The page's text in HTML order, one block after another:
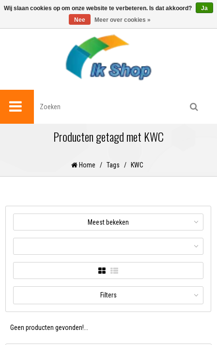
0
Producten getagd met KWC
Home / Tags / KWC
Meest bekeken
Filters
Geen producten gevonden!...
Wij slaan cookies op om onze website te verbeteren. Is dat akkoord?
Ja
Nee
Meer over cookies »